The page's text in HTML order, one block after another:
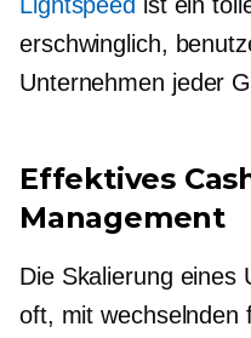
erschwinglich,
Unternehmen jeder
Effektives
Management
Die Skalierung eines
oft, mit wechselnden